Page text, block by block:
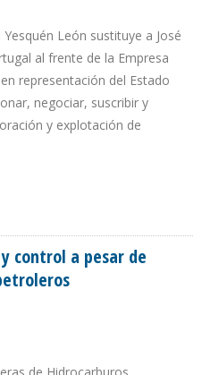
León sustituye a José
al frente de la Empresa
representación del Estado
negociar, suscribir y
y explotación de
control a pesar de